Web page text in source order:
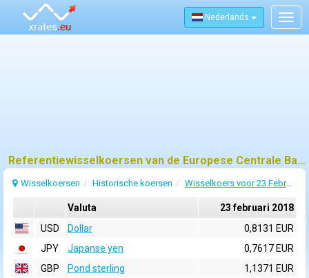
Nederlands
Referentiewisselkoersen van de Europese Centrale Bank (ECB) voor 23 februari 2018
Wisselkoersen Historische koersen Wisselkoers voor 23 Februari 2018
Valuta
23 februari 2018
USD
Dollar
0,8131 EUR
JPY
Japanse yen
0,7617 EUR
GBP
Pond sterling
1,1371 EUR